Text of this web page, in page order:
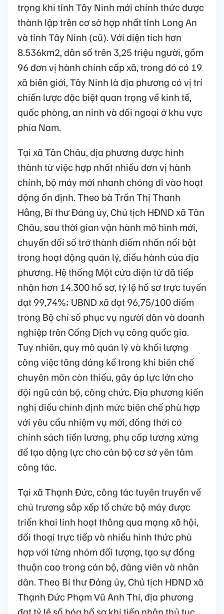
trọng khi tỉnh Tây Ninh mới chính thức được
thành lập trên cơ sở hợp nhất tỉnh Long An
và tỉnh Tây Ninh (cũ). Với diện tích hơn
8.536km2, dân số trên 3,25 triệu người, gồm
96 đơn vị hành chính cấp xã, trong đó có 19
xã biên giới, Tây Ninh là địa phương có vị trí
chiến lược đặc biệt quan trọng về kinh tế,
quốc phòng, an ninh và đối ngoại ở khu vực
phía Nam.
Tại xã Tân Châu, địa phương được hình
thành từ việc hợp nhất nhiều đơn vị hành
chính, bộ máy mới nhanh chóng đi vào hoạt
động ổn định. Theo bà Trần Thị Thanh
Hằng, Bí thư Đảng ủy, Chủ tịch HĐND xã Tân
Châu, sau thời gian vận hành mô hình mới,
chuyển đổi số trở thành điểm nhấn nổi bật
trong hoạt động quản lý, điều hành của địa
phương. Hệ thống Một cửa điện tử đã tiếp
nhận hơn 14.300 hồ sơ, tỷ lệ hồ sơ trực tuyến
đạt 99,74%; UBND xã đạt 96,75/100 điểm
trong Bộ chỉ số phục vụ người dân và doanh
nghiệp trên Cổng Dịch vụ công quốc gia.
Tuy nhiên, quy mô quản lý và khối lượng
công việc tăng đáng kể trong khi biên chế
chuyên môn còn thiếu, gây áp lực lớn cho
đội ngũ cán bộ, công chức. Địa phương kiến
nghị điều chỉnh định mức biên chế phù hợp
với yêu cầu nhiệm vụ mới, đồng thời có
chính sách tiền lương, phụ cấp tương xứng
để tạo động lực cho cán bộ cơ sở yên tâm
công tác.
Tại xã Thạnh Đức, công tác tuyên truyền về
chủ trương sắp xếp tổ chức bộ máy được
triển khai linh hoạt thông qua mạng xã hội,
đối thoại trực tiếp và nhiều hình thức phù
hợp với từng nhóm đối tượng, tạo sự đồng
thuận cao trong cán bộ, đảng viên và nhân
dân. Theo Bí thư Đảng ủy, Chủ tịch HĐND xã
Thạnh Đức Phạm Vũ Anh Thi, địa phương